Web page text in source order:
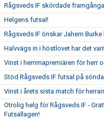
Rågsveds IF skördade
Helgens futsal!
Rågsveds IF önskar Jahem
Halvvägs in i höstlovet har det
Vinst i hemmapremiären för herr
Stöd Rågsveds IF futsal på
Vinst i årets sista match för
Otrolig helg för Rågsveds IF -
Futsallagen!